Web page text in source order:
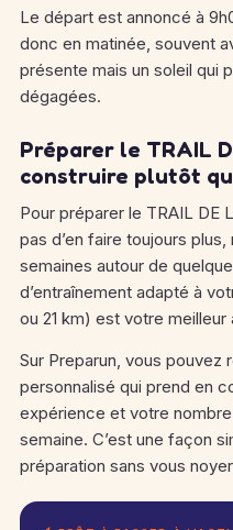
Le départ est annoncé à
donc en matinée, souvent
présente mais un soleil qui
dégagées.
Préparer le TRAIL
construire plutôt
Pour préparer le TRAIL DE
pas d’en faire toujours
semaines autour de
d’entraînement adapté à
ou 21 km) est votre meilleur
Sur Preparun, vous pouvez
personnalisé qui prend en
expérience et votre
semaine. C’est une façon
préparation sans vous